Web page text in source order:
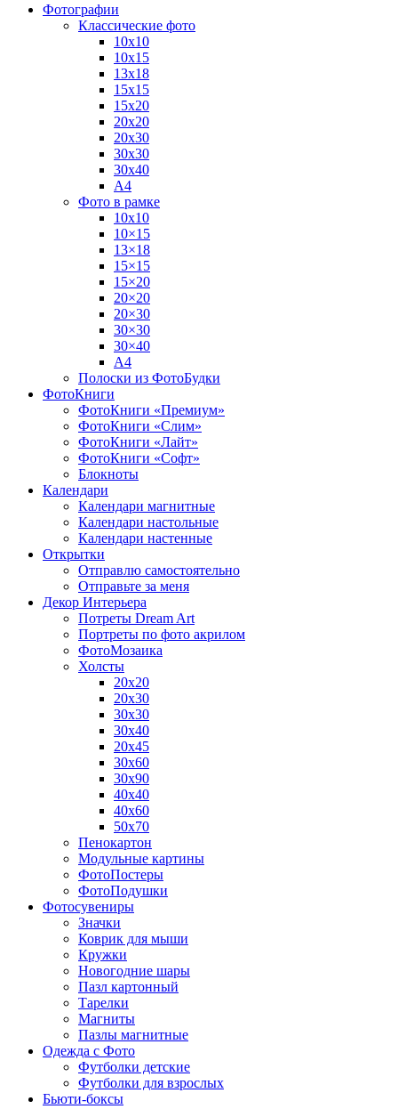
Фотографии
Классические фото
10х10
10х15
13х18
15х15
15х20
20х20
20х30
30х30
30х40
А4
Фото в рамке
10х10
10×15
13×18
15×15
15×20
20×20
20×30
30×30
30×40
A4
Полоски из ФотоБудки
ФотоКниги
ФотоКниги «Премиум»
ФотоКниги «Слим»
ФотоКниги «Лайт»
ФотоКниги «Софт»
Блокноты
Календари
Календари магнитные
Календари настольные
Календари настенные
Открытки
Отправлю самостоятельно
Отправьте за меня
Декор Интерьера
Потреты Dream Art
Портреты по фото акрилом
ФотоМозаика
Холсты
20х20
20х30
30х30
30х40
20х45
30х60
30х90
40х40
40х60
50х70
Пенокартон
Модульные картины
ФотоПостеры
ФотоПодушки
Фотоcувениры
Значки
Коврик для мыши
Кружки
Новогодние шары
Пазл картонный
Тарелки
Магниты
Пазлы магнитные
Одежда с Фото
Футболки детские
Футболки для взрослых
Бьюти-боксы